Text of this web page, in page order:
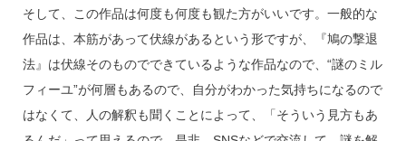
そして、この作品は何度も何度も観た方がいいです。一般的な
作品は、本筋があって伏線があるという形ですが、『鳩の撃退
法』は伏線そのものでできているような作品なので、“謎のミル
フィーユ”が何層もあるので、自分がわかった気持ちになるので
はなくて、人の解釈も聞くことによって、「そういう見方もあ